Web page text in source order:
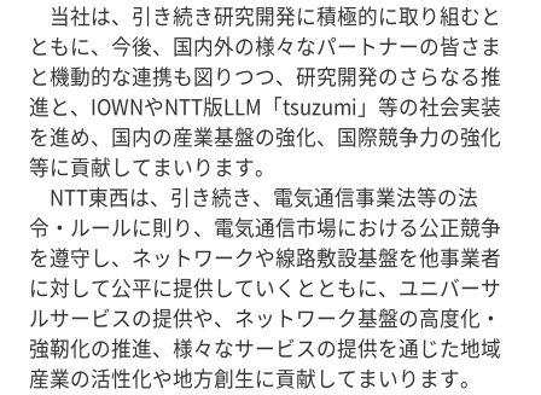
当社は、引き続き研究開発に積極的に取り組むと
ともに、今後、国内外の様々なパートナーの皆さま
と機動的な連携も図りつつ、研究開発のさらなる推
進と、IOWNやNTT版LLM「tsuzumi」等の社会実装
を進め、国内の産業基盤の強化、国際競争力の強化
等に貢献してまいります。
NTT東西は、引き続き、電気通信事業法等の法
令・ルールに則り、電気通信市場における公正競争
を遵守し、ネットワークや線路敷設基盤を他事業者
に対して公平に提供していくとともに、ユニバーサ
ルサービスの提供や、ネットワーク基盤の高度化・
強靭化の推進、様々なサービスの提供を通じた地域
産業の活性化や地方創生に貢献してまいります。